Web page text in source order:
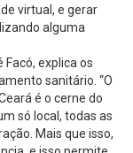
virtual, e gerar
alguma
explica os
sanitário. “O
é o cerne do
só local, todas as
Mais que isso,